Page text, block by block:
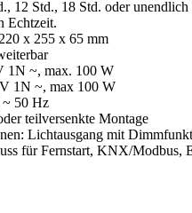
12 Std., 18 Std. oder unendlich
Echtzeit.
x 255 x 65 mm
1N ~, max. 100 W
1N ~, max 100 W
~ 50 Hz
teilversenkte Montage
Lichtausgang mit
für Fernstart, KNX/